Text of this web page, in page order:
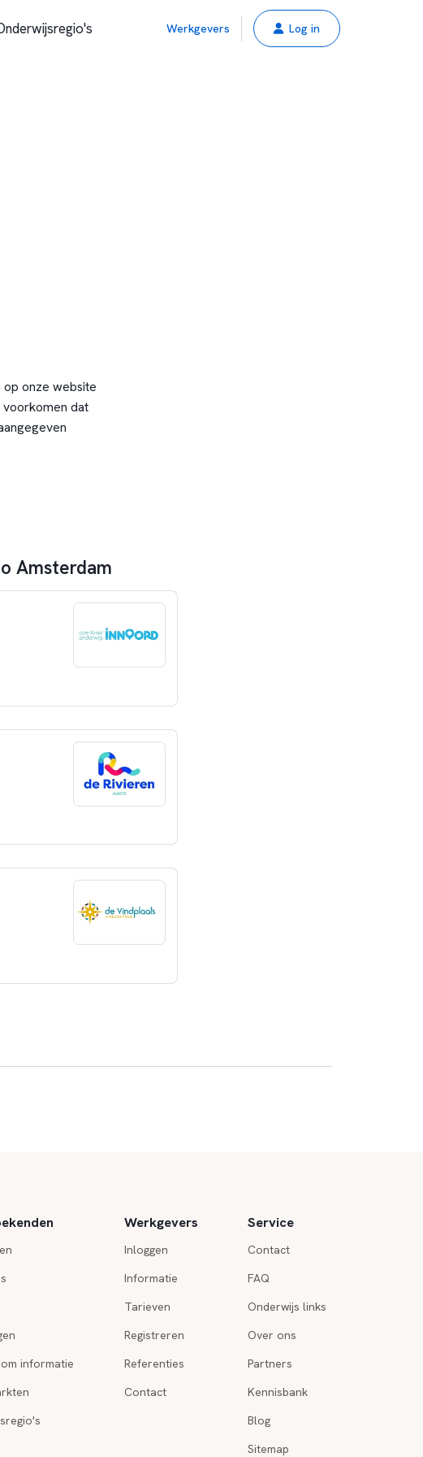
Werkgevers Log in
onze website
dat
Amsterdam
informatie
Werkgevers
Inloggen
Informatie
Tarieven
Registreren
Referenties
Contact
Service
Contact
FAQ
Onderwijs links
Over ons
Partners
Kennisbank
Blog
Sitemap